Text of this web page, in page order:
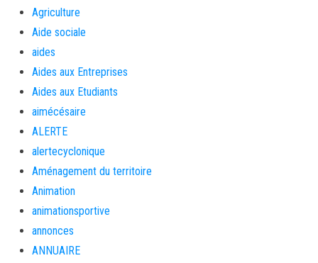
Agriculture
Aide sociale
aides
Aides aux Entreprises
Aides aux Etudiants
aimécésaire
ALERTE
alertecyclonique
Aménagement du territoire
Animation
animationsportive
annonces
ANNUAIRE